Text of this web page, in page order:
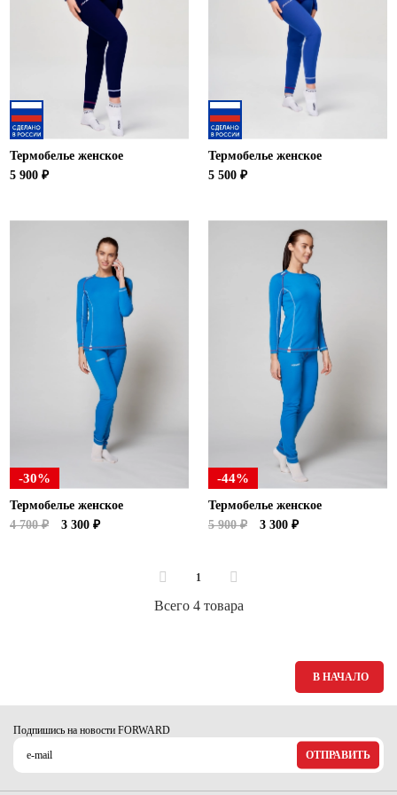
Новосибирская область (3)
Омская область (5)
Республика Башкортостан (3)
Республика Крым (1)
Республика Татарстан (2)
Ростовская область (2)
Самарская область (1)
Свердловская область (5)
Северная Осетия (2)
Смоленская область (1)
Ставропольский край (5)
Томская область (1)
Тульская область (1)
Тюменская область (3)
Ханты-Мансийский автономный округ (3)
Челябинская область (2)
Ямало-Ненецкий автономный округ (1)
Ярославская область (1)
Термобелье женское
5 900 ₽
Термобелье женское
5 500 ₽
-30%
Термобелье женское
4 700 ₽
3 300 ₽
-44%
Термобелье женское
5 900 ₽
3 300 ₽
1
Всего 4 товара
В НАЧАЛО
Подпишись на новости FORWARD
ОТПРАВИТЬ